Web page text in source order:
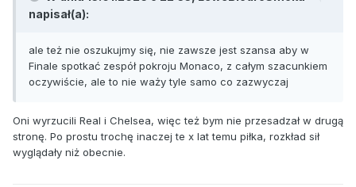
napisał(a):
ale też nie oszukujmy się, nie zawsze jest szansa aby w
Finale spotkać zespół pokroju Monaco, z całym szacunkiem
oczywiście, ale to nie waży tyle samo co zazwyczaj
Oni wyrzucili Real i Chelsea, więc też bym nie przesadzał w drugą
stronę. Po prostu trochę inaczej te x lat temu piłka, rozkład sił
wyglądały niż obecnie.